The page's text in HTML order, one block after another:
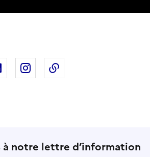
sur X
Partager sur Linkedin
Partager sur Instagram
à notre lettre d’information